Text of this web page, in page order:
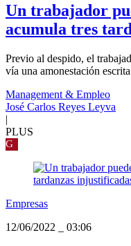
Un trabajador
acumula tres
Previo al despido, el
vía una amonestación
Management & Empleo
José Carlos Reyes Leyva
|
PLUS
G
Empresas
12/06/2022
03:06